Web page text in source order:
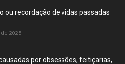
ou recordação de vidas passadas
2025
por obsessões, feitiçarias,